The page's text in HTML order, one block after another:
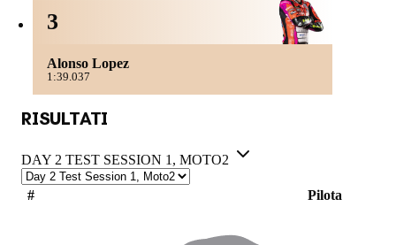
3
Alonso Lopez
1:39.037
RISULTATI
DAY 2 TEST SESSION 1, MOTO2
# Pilota